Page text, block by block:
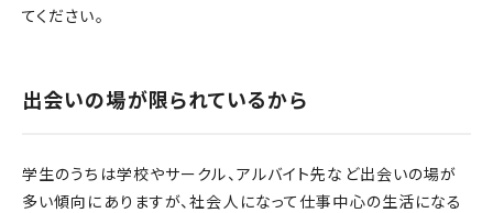
てください。
出会いの場が限られているから
学生のうちは学校やサークル、アルバイト先など出会いの場が
多い傾向にありますが、社会人になって仕事中心の生活になる